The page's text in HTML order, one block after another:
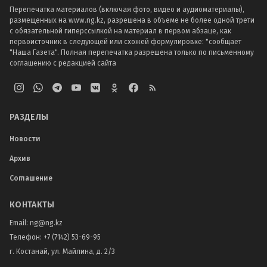
Перепечатка материалов (включая фото, видео и аудиоматериалы),
размещенных на www.ng.kz, разрешена в объеме не более одной трети
с обязательной гиперссылкой на материал в первом абзаце, как
первоисточник в следующей или схожей формулировке: "сообщает
"Наша Газета". Полная перепечатка разрешена только по письменному
соглашению с редакцией сайта
РАЗДЕЛЫ
Новости
Архив
Соглашение
КОНТАКТЫ
Email: ng@ng.kz
Телефон: +7 (7142) 53-69-95
г. Костанай, ул. Майлина, д. 2/3